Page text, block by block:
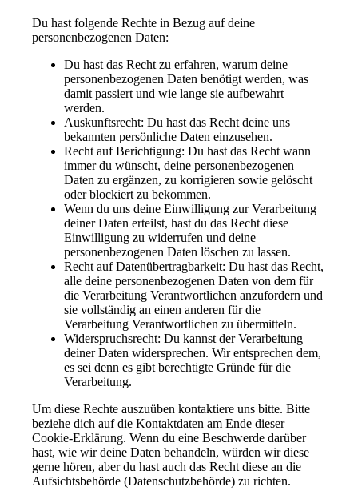
Du hast folgende Rechte in Bezug auf deine
personenbezogenen Daten:
Du hast das Recht zu erfahren, warum deine
personenbezogenen Daten benötigt werden, was
damit passiert und wie lange sie aufbewahrt
werden.
Auskunftsrecht: Du hast das Recht deine uns
bekannten persönliche Daten einzusehen.
Recht auf Berichtigung: Du hast das Recht wann
immer du wünscht, deine personenbezogenen
Daten zu ergänzen, zu korrigieren sowie gelöscht
oder blockiert zu bekommen.
Wenn du uns deine Einwilligung zur Verarbeitung
deiner Daten erteilst, hast du das Recht diese
Einwilligung zu widerrufen und deine
personenbezogenen Daten löschen zu lassen.
Recht auf Datenübertragbarkeit: Du hast das Recht,
alle deine personenbezogenen Daten von dem für
die Verarbeitung Verantwortlichen anzufordern und
sie vollständig an einen anderen für die
Verarbeitung Verantwortlichen zu übermitteln.
Widerspruchsrecht: Du kannst der Verarbeitung
deiner Daten widersprechen. Wir entsprechen dem,
es sei denn es gibt berechtigte Gründe für die
Verarbeitung.
Um diese Rechte auszuüben kontaktiere uns bitte. Bitte
beziehe dich auf die Kontaktdaten am Ende dieser
Cookie-Erklärung. Wenn du eine Beschwerde darüber
hast, wie wir deine Daten behandeln, würden wir diese
gerne hören, aber du hast auch das Recht diese an die
Aufsichtsbehörde (Datenschutzbehörde) zu richten.